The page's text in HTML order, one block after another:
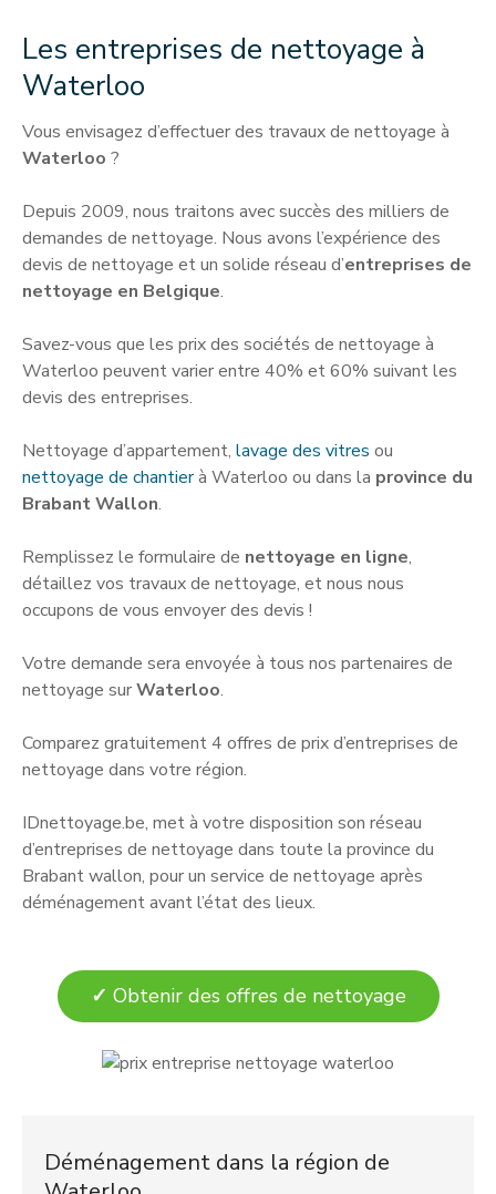
Les entreprises de nettoyage à
Waterloo
Vous envisagez d’effectuer des travaux de nettoyage à
Waterloo ?
Depuis 2009, nous traitons avec succès des milliers de
demandes de nettoyage. Nous avons l’expérience des
devis de nettoyage et un solide réseau d’entreprises de
nettoyage en Belgique.
Savez-vous que les prix des sociétés de nettoyage à
Waterloo peuvent varier entre 40% et 60% suivant les
devis des entreprises.
Nettoyage d’appartement, lavage des vitres ou
nettoyage de chantierà Waterloo ou dans la province du
Brabant Wallon.
Remplissez le formulaire de nettoyage en ligne,
détaillez vos travaux de nettoyage, et nous nous
occupons de vous envoyer des devis !
Votre demande sera envoyée à tous nos partenaires de
nettoyage surWaterloo.
Comparez gratuitement 4 offres de prix d’entreprises de
nettoyage dans votre région.
IDnettoyage.be, met à votre disposition son réseau
d’entreprises de nettoyage dans toute la province du
Brabant wallon, pour un service de nettoyage après
déménagement avant l’état des lieux.
✓ Obtenir des offres de nettoyage
Déménagement dans la région de